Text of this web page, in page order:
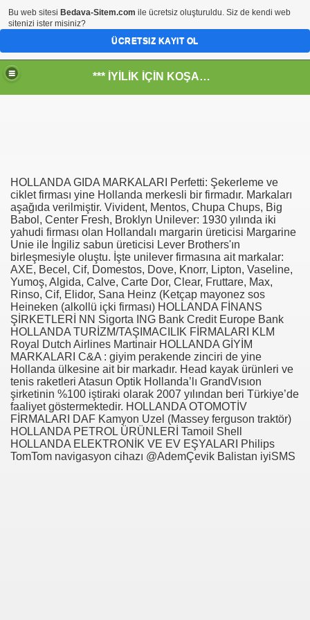
*** İYİLİK İÇİN KOŞANLARIN YERİ***
HOLLANDA GIDA MARKALARI Perfetti: Şekerleme ve
ciklet firması yine Hollanda merkesli bir firmadır. Markaları
aşağıda verilmiştir. Vivident, Mentos, Chupa Chups, Big
Babol, Center Fresh, Broklyn Unilever: 1930 yılında iki
yahudi firması olan Hollandalı margarin üreticisi Margarine
Unie ile İngiliz sabun üreticisi Lever Brothers'ın
birleşmesiyle oluştu. İşte unilever firmasına ait markalar:
AXE, Becel, Cif, Domestos, Dove, Knorr, Lipton, Vaseline,
Yumoş, Algida, Calve, Carte Dor, Clear, Fruttare, Max,
Rinso, Cif, Elidor, Sana Heinz (Ketçap mayonez sos
Heineken (alkollü içki firması) HOLLANDA FİNANS
ŞİRKETLERİ NN Sigorta ING Bank Credit Europe Bank
HOLLANDA TURİZM/TAŞIMACILIK FİRMALARI KLM
Royal Dutch Airlines Martinair HOLLANDA GİYİM
MARKALARI C&A : giyim perakende zinciri de yine
Hollanda ülkesine ait bir markadır. Head kayak ürünleri ve
tenis raketleri Atasun Optik Hollanda’lı GrandVısıon
şirketinin %100 iştiraki olarak 2007 yılından beri Türkiye’de
faaliyet göstermektedir. HOLLANDA OTOMOTİV
FİRMALARI DAF Kamyon Uzel (Massey ferguson traktör)
HOLLANDA PETROL ÜRÜNLERİ Tamoil Shell
HOLLANDA ELEKTRONİK VE EV EŞYALARI Philips
TomTom navigasyon cihazı @AdemÇevik Balistan iyiSMS
- HİDROJEN ENERJİ MRK *NASIL ENGELLENDİ* !!!
-Engellenen Mühendis !!!
Halal Food
AS-DER.
Bu web sitesi Bedava-Sitem.com ile ücretsiz oluşturuldu. Siz de kendi web
sitenizi ister misiniz?
ÜCRETSIZ KAYIT OL